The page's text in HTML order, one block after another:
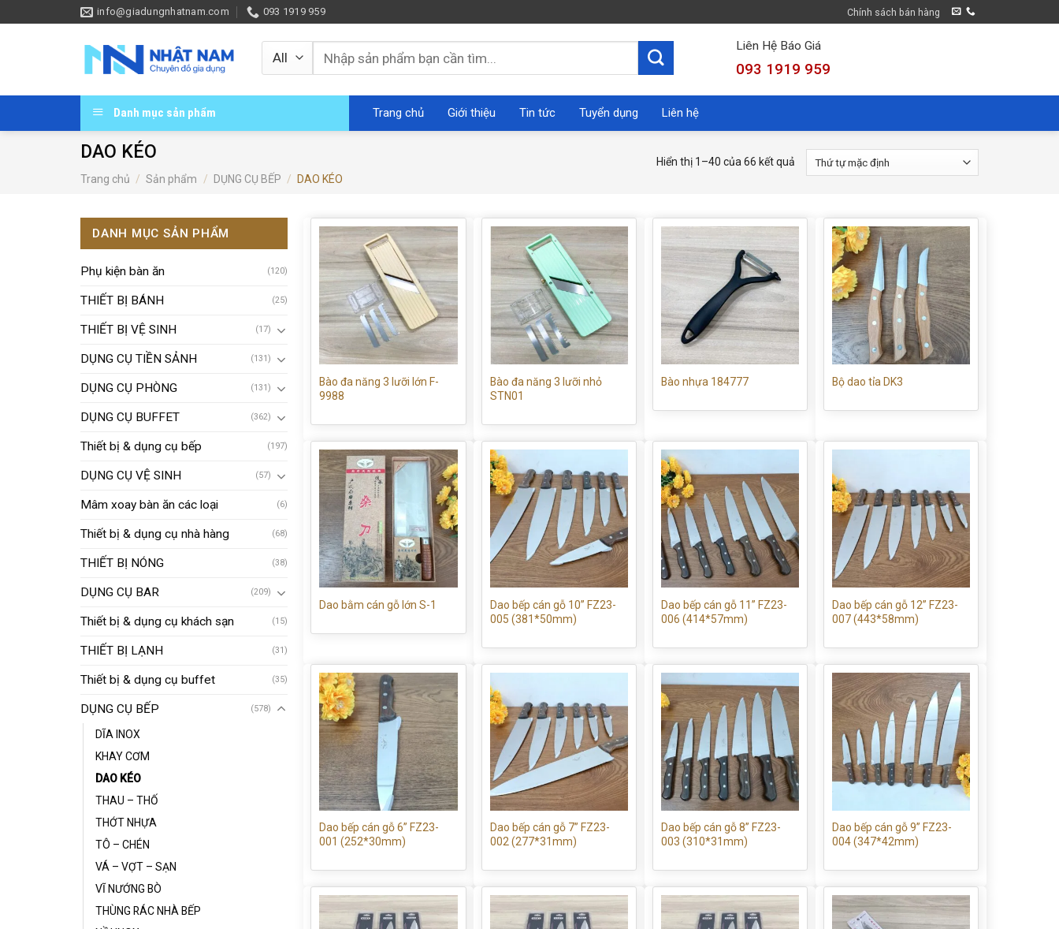
to
info@giadungnhatnam.com 093 1919 959 Chính sách bán hàng
Tìm
kiếm:
Liên Hệ Báo Giá
093 1919 959
Danh mục sản phẩm Trang chủ Giới thiệu Tin tức Tuyển dụng Liên hệ
DAO KÉO
Trang chủ / Sản phẩm / DỤNG CỤ BẾP / DAO KÉO
Hiển thị 1–40 của 66 kết quả
DANH MỤC SẢN PHẨM
Phụ kiện bàn ăn (120)
THIẾT BỊ BÁNH (25)
THIẾT BỊ VỆ SINH (17)
DỤNG CỤ TIỀN SẢNH (131)
DỤNG CỤ PHÒNG (131)
DỤNG CỤ BUFFET (362)
Thiết bị & dụng cụ bếp (197)
DỤNG CỤ VỆ SINH (57)
Mâm xoay bàn ăn các loại (6)
Thiết bị & dụng cụ nhà hàng (68)
THIẾT BỊ NÓNG (38)
DỤNG CỤ BAR (209)
Thiết bị & dụng cụ khách sạn (15)
THIẾT BỊ LẠNH (31)
Thiết bị & dụng cụ buffet (35)
DỤNG CỤ BẾP (578)
DĨA INOX
KHAY CƠM
DAO KÉO
THAU – THỐ
THỚT NHỰA
TÔ – CHÉN
VÁ – VỢT – SẠN
VĨ NƯỚNG BÒ
THÙNG RÁC NHÀ BẾP
Bào đa năng 3 lưỡi lớn F-
9988
Bào đa năng 3 lưỡi nhỏ
STN01
Bào nhựa 184777 Bộ dao tỉa DK3
Dao bằm cán gỗ lớn S-1
Dao bếp cán gỗ 10” FZ23-
005 (381*50mm)
Dao bếp cán gỗ 11” FZ23-
006 (414*57mm)
Dao bếp cán gỗ 12” FZ23-
007 (443*58mm)
Dao bếp cán gỗ 6” FZ23-
001 (252*30mm)
Dao bếp cán gỗ 7” FZ23-
002 (277*31mm)
Dao bếp cán gỗ 8” FZ23-
003 (310*31mm)
Dao bếp cán gỗ 9” FZ23-
004 (347*42mm)